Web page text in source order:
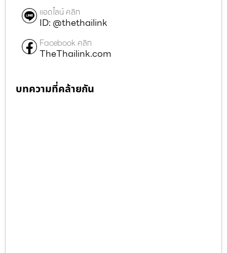
แอดไลน์ คลิก
ID: @thethailink
Facebook คลิก
TheThailink.com
บทความที่คล้ายกัน